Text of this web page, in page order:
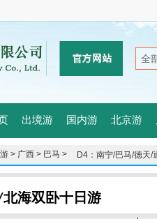
出境游 国内游 北京游
> 广西 > 巴马 > D4：南宁/巴马/德天/
海双卧十日游